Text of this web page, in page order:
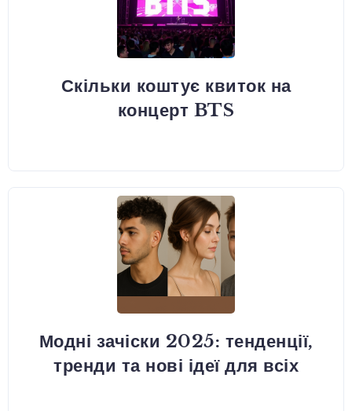
Скільки коштує квиток на
концерт BTS
Модні зачіски 2025: тенденції,
тренди та нові ідеї для всіх